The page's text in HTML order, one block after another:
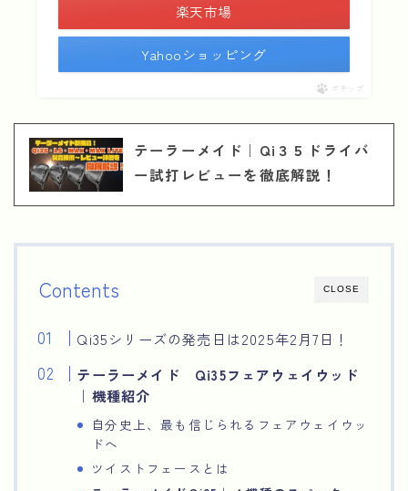
楽天市場
Yahooショッピング
ポチップ
テーラーメイド｜Qi３５ドライバ
ー試打レビューを徹底解説！
CLOSE
Contents
Qi35シリーズの発売日は2025年2月7日！
テーラーメイド Qi35フェアウェイウッド
｜機種紹介
自分史上、最も信じられるフェアウェイウッ
ドへ
ツイストフェースとは